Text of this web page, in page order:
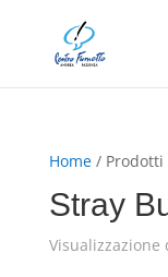
Home/ Prodotti
Stray